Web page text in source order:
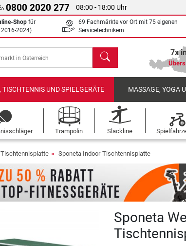
0800 2020 277 08:00 - 18:00 Uhr
Shop für
2016-2024)
69 Fachmärkte vor Ort mit 75 eigenen
Servicetechnikern
Suchen 7x
UND SPIELGERÄTE MASSAGE, YOGA
Trampolin Slackline
Sponeta Indoor-Tischtennisplatte
Sponeta